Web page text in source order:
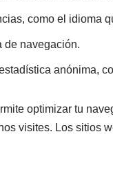
como el idioma
de navegación.
anónima,
optimizar tu
visites. Los sitios